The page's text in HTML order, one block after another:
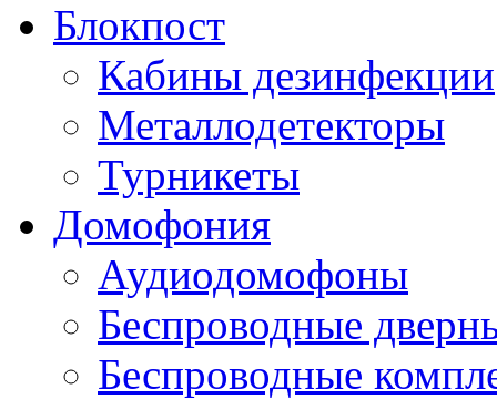
Блокпост
Кабины дезинфекции
Металлодетекторы
Турникеты
Домофония
Аудиодомофоны
Беспроводные
Беспроводные